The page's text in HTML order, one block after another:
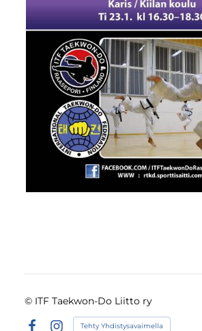
© ITF Taekwon-Do Liitto ry
Tehty Yhdistysavaimella